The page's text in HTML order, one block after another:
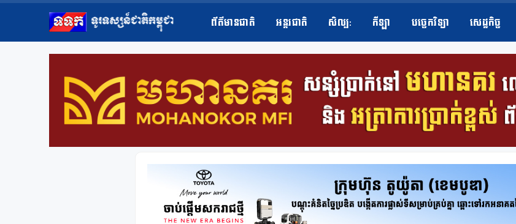
ព័ត៌មានជាតិ អន្តរជាតិ សិល្ប​: កីឡា បច្ចេកវិទ្យា សេដ្ឋកិច្ច